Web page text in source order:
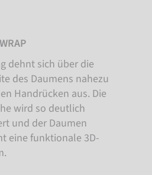
dehnt sich über die
des Daumens nahezu
Handrücken aus. Die
wird so deutlich
und der Daumen
eine funktionale 3D-